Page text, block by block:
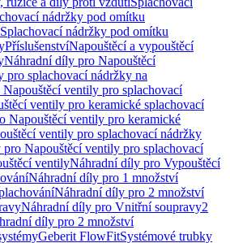
nádržky pod omítku
nádržky pod omítku
PříslušenstvíNapouštěcí a vypouštěcí
Náhradní díly pro Napouštěcí
pro splachovací nádržky na
ventily pro splachovací
ventily pro keramické splachovací
Napouštěcí ventily pro keramické
ventily pro splachovací nádržky
Napouštěcí ventily pro splachovací
ventilyNáhradní díly pro Vypouštěcí
Náhradní díly pro 1 množství
Náhradní díly pro 2 množství
Náhradní díly pro Vnitřní soupravy2
díly pro 2 množství
Geberit FlowFitSystémové trubky